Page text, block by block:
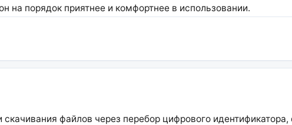
на порядок приятнее и комфортнее в использовании.
файлов через перебор цифрового